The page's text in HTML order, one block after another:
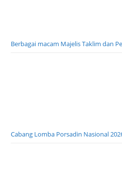
Berbagai macam Majelis Taklim dan
Cabang Lomba Porsadin Nasional